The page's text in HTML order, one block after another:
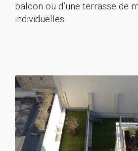
balcon ou d’une terrasse de
individuelles.